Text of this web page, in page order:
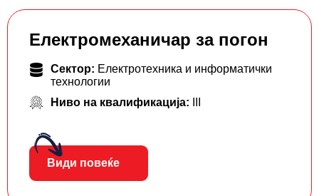
Електромеханичар за погон
Сектор: Електротехника и информатички
технологии
Ниво на квалификација:
Види повеќе